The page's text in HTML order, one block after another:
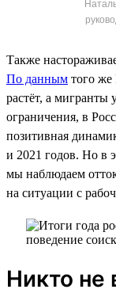
Также
По данным того же
растёт, а
ограничения, в
позитивная
и 2021 годов. Но в
мы наблюдаем
на ситуации с
Никто не